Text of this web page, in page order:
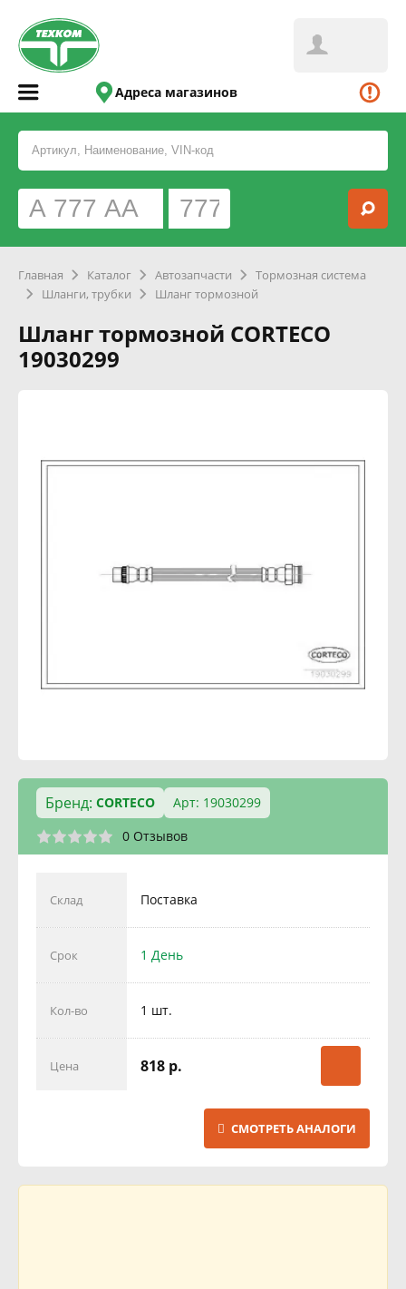
Адреса магазинов
Главная Каталог Автозапчасти
Тормозная система
Шланги, трубки
Шланг тормозной
Шланг тормозной CORTECO
19030299
Бренд: CORTECO
Арт: 19030299
0 Отзывов
Склад Поставка
Срок 1 День
Кол-во 1 шт.
Цена 818 р.
СМОТРЕТЬ АНАЛОГИ